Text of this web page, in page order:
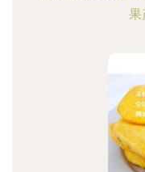
果